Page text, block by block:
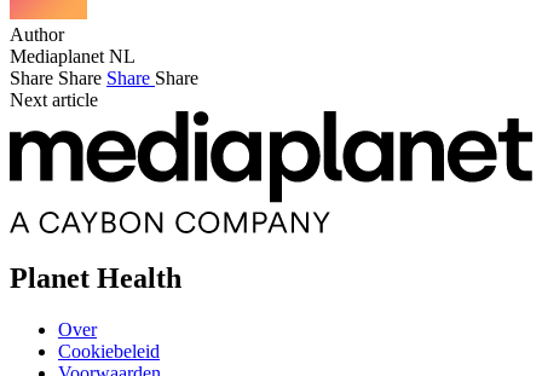
Author
Mediaplanet NL
Share Share Share Share
Next article
Planet Health
Over
Cookiebeleid